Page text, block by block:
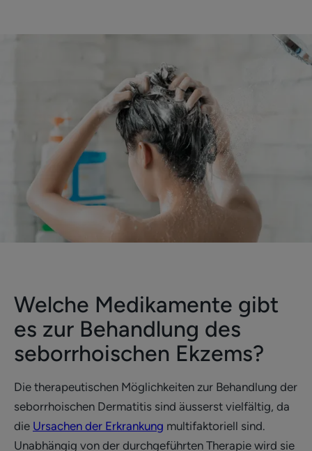
Welche Medikamente gibt
es zur Behandlung des
seborrhoischen Ekzems?
Die therapeutischen Möglichkeiten zur Behandlung der
seborrhoischen Dermatitis sind äusserst vielfältig, da
die Ursachen der Erkrankung multifaktoriell sind.
Unabhängig von der durchgeführten Therapie wird sie